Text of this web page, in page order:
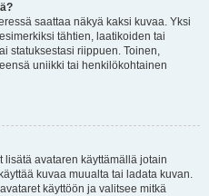
saattaa näkyä kaksi kuvaa. Yksi
tähtien, laatikoiden tai
statuksestasi riippuen. Toinen,
uniikki tai henkilökohtainen
lisätä avataren käyttämällä jotain
kuvaa muualta tai ladata kuvan.
käyttöön ja valitsee mitkä